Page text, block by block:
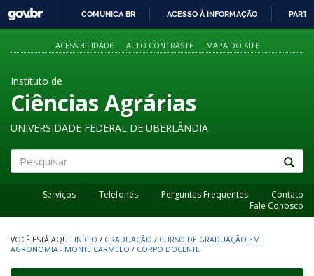
PARA
O
GOVBR
COMUNICA BR ACESSO À INFORMAÇÃO
ACESSIBILIDADE ALTO CONTRASTE MAPA DO SITE
Instituto de
Ciências Agrárias
UNIVERSIDADE FEDERAL DE UBERLÂNDIA
Serviços Telefones Perguntas Frequentes
Contato
Fale Conosco
INÍCIO / GRADUAÇÃO / CURSO DE GRADUAÇÃO EM
AGRONOMIA - MONTE CARMELO / CORPO DOCENTE